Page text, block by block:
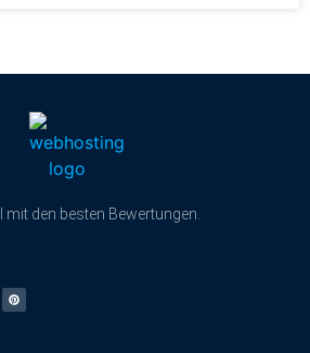
den besten Bewertungen.